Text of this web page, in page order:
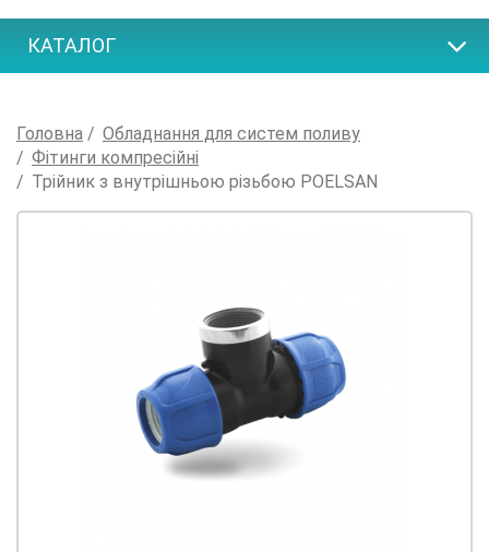
КАТАЛОГ
Головна
Обладнання для систем поливу
Фітинги компресійні
Трійник з внутрішньою різьбою POELSAN